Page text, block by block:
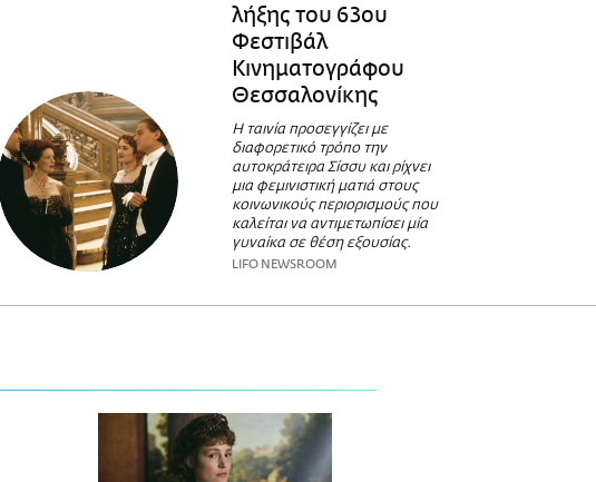
λήξης του 63ου
Φεστιβάλ
Κινηματογράφου
Θεσσαλονίκης
Η ταινία προσεγγίζει με
διαφορετικό τρόπο την
αυτοκράτειρα Σίσσυ και ρίχνει
μια φεμινιστική ματιά στους
κοινωνικούς περιορισμούς που
καλείται να αντιμετωπίσει μία
γυναίκα σε θέση εξουσίας.
LIFO NEWSROOM